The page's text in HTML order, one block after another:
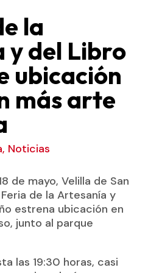
la
y del Libro
ubicación
más arte
, Noticias
de mayo, Velilla de San
de la Artesanía y
estrena ubicación en
junto al parque
las 19:30 horas, casi